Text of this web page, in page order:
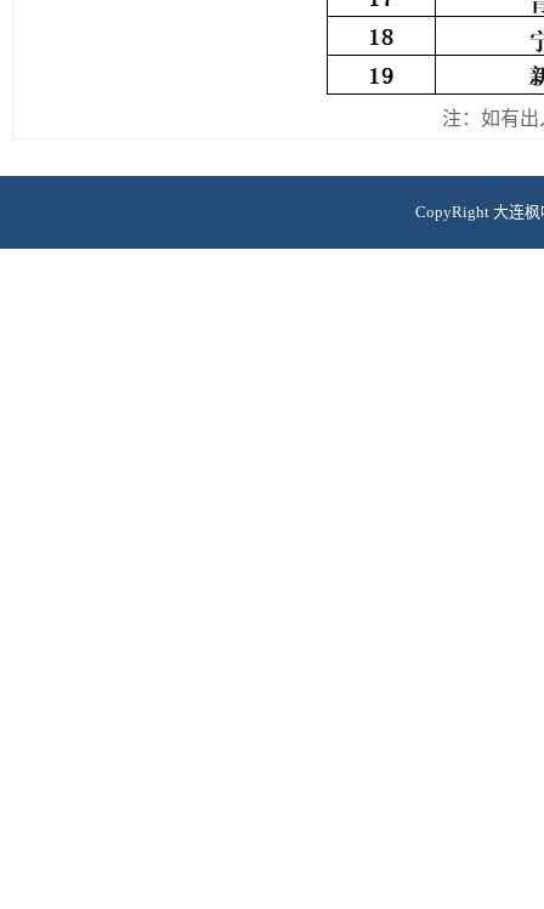
注：如有
CopyRight 大连